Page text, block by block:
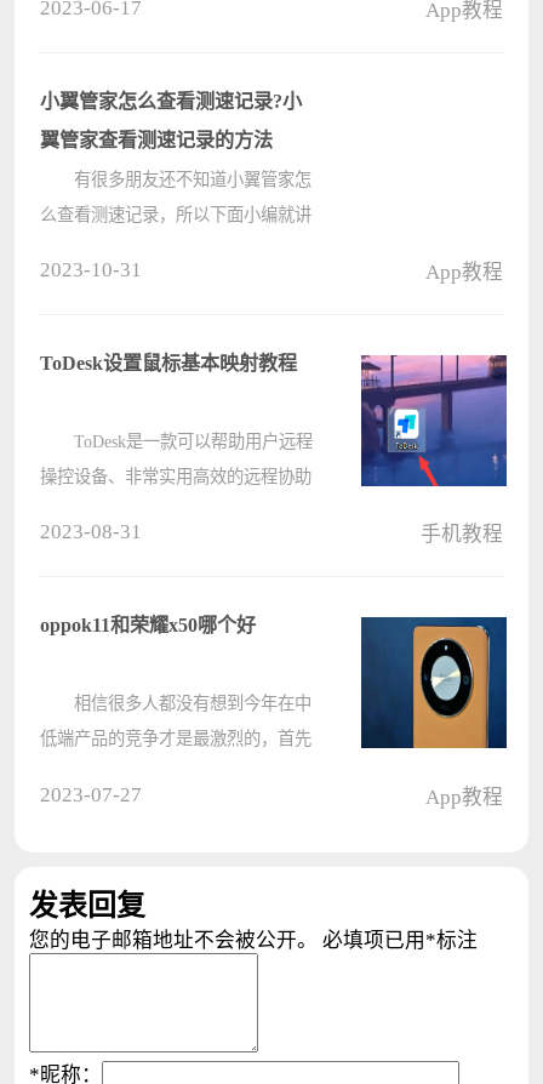
到电视机方法： 1、首先我
们????
2023-06-17 App教程
小翼管家怎么查看测速记录?小
翼管家查看测速记录的方法
有很多朋友还不知道小翼管家怎
么查看测速记录，所以下面小编就讲
翼管家怎么查看测速记录?小翼管
2023-10-31 App教程
ToDesk设置鼠标基本映射教程
ToDesk是一款可以帮助用户远程
操控设备、非常实用高效的远程协助
带来具体的操作教程，希望对您有帮
2023-08-31 手机教程
oppok11和荣耀x50哪个好
相信很多人都没有想到今年在中
低端产品的竞争才是最激烈的，首先
oppok1????
2023-07-27 App教程
发表回复
您的电子邮箱地址不会被公开。 必填项已用 *标注
*昵称：